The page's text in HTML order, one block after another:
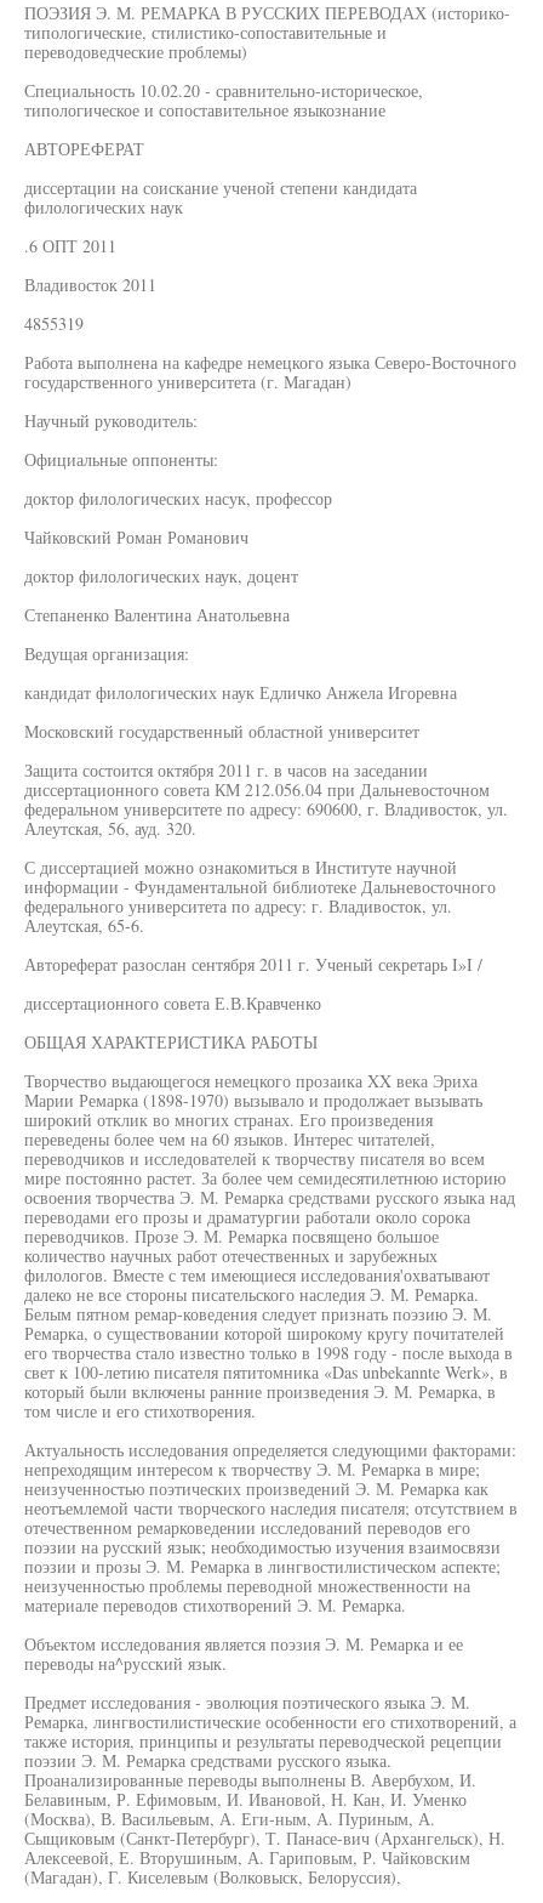
ПОЭЗИЯ Э. М. РЕМАРКА В РУССКИХ ПЕРЕВОДАХ (историко-
типологические, стилистико-сопоставительные и
переводоведческие проблемы)
Специальность 10.02.20 - сравнительно-историческое,
типологическое и сопоставительное языкознание
АВТОРЕФЕРАТ
диссертации на соискание ученой степени кандидата
филологических наук
.6 ОПТ 2011
Владивосток 2011
4855319
Работа выполнена на кафедре немецкого языка Северо-Восточного
государственного университета (г. Магадан)
Научный руководитель:
Официальные оппоненты:
доктор филологических насук, профессор
Чайковский Роман Романович
доктор филологических наук, доцент
Степаненко Валентина Анатольевна
Ведущая организация:
кандидат филологических наук Едличко Анжела Игоревна
Московский государственный областной университет
Защита состоится октября 2011 г. в часов на заседании
диссертационного совета КМ 212.056.04 при Дальневосточном
федеральном университете по адресу: 690600, г. Владивосток, ул.
Алеутская, 56, ауд. 320.
С диссертацией можно ознакомиться в Институте научной
информации - Фундаментальной библиотеке Дальневосточного
федерального университета по адресу: г. Владивосток, ул.
Алеутская, 65-6.
Автореферат разослан сентября 2011 г. Ученый секретарь I»I /
диссертационного совета Е.В.Кравченко
ОБЩАЯ ХАРАКТЕРИСТИКА РАБОТЫ
Творчество выдающегося немецкого прозаика XX века Эриха
Марии Ремарка (1898-1970) вызывало и продолжает вызывать
широкий отклик во многих странах. Его произведения
переведены более чем на 60 языков. Интерес читателей,
переводчиков и исследователей к творчеству писателя во всем
мире постоянно растет. За более чем семидесятилетнюю историю
освоения творчества Э. М. Ремарка средствами русского языка над
переводами его прозы и драматургии работали около сорока
переводчиков. Прозе Э. М. Ремарка посвящено большое
количество научных работ отечественных и зарубежных
филологов. Вместе с тем имеющиеся исследования'охватывают
далеко не все стороны писательского наследия Э. М. Ремарка.
Белым пятном ремар-коведения следует признать поэзию Э. М.
Ремарка, о существовании которой широкому кругу почитателей
его творчества стало известно только в 1998 году - после выхода в
свет к 100-летию писателя пятитомника «Das unbekannte Werk», в
который были включены ранние произведения Э. М. Ремарка, в
том числе и его стихотворения.
Актуальность исследования определяется следующими факторами:
непреходящим интересом к творчеству Э. М. Ремарка в мире;
неизученностью поэтических произведений Э. М. Ремарка как
неотъемлемой части творческого наследия писателя; отсутствием в
отечественном ремарковедении исследований переводов его
поэзии на русский язык; необходимостью изучения взаимосвязи
поэзии и прозы Э. М. Ремарка в лингвостилистическом аспекте;
неизученностью проблемы переводной множественности на
материале переводов стихотворений Э. М. Ремарка.
Объектом исследования является поэзия Э. М. Ремарка и ее
переводы на^русский язык.
Предмет исследования - эволюция поэтического языка Э. М.
Ремарка, лингвостилистические особенности его стихотворений, а
также история, принципы и результаты переводческой рецепции
поэзии Э. М. Ремарка средствами русского языка.
Проанализированные переводы выполнены В. Авербухом, И.
Белавиным, Р. Ефимовым, И. Ивановой, Н. Кан, И. Уменко
(Москва), В. Васильевым, А. Еги-ным, А. Пуриным, А.
Сыщиковым (Санкт-Петербург), Т. Панасе-вич (Архангельск), Н.
Алексеевой, Е. Вторушиным, А. Гариповым, Р. Чайковским
(Магадан), Г. Киселевым (Волковыск, Белоруссия),